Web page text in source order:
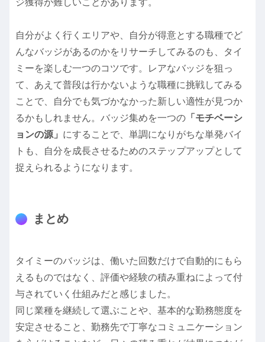
自分がよく行くエリアや、自分が得意とする職種でど
んなバッジがあるのかをリサーチしてみるのも、タイ
ミーを楽しむ一つのコツです。レアなバッジを狙っ
て、あえて普段は行かないような職種に挑戦してみる
ことで、自分でも気づかなかった新しい適性が見つか
るかもしれません。バッジ集めを一つの 「モチベーシ
ョンの源」 にすることで、単調になりがちな単発バイ
トも、自分を成長させるためのステップアップとして
捉えられるようになります。
まとめ
タイミーのバッジは、働いた回数だけで自動的にもら
えるものではなく、評価や経験の積み重ねによって付
与されていく仕組みだと感じました。
同じ業種を継続して選ぶことや、基本的な勤務態度を
安定させること、勤務先で丁寧なコミュニケーション